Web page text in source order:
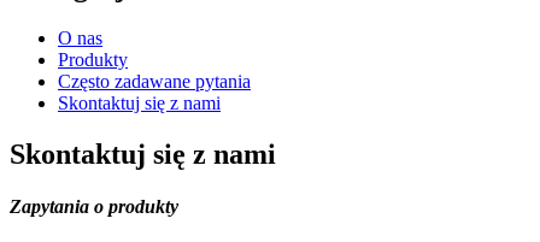
O nas
Produkty
Często zadawane pytania
Skontaktuj się z nami
Skontaktuj się z nami
Zapytania o produkty